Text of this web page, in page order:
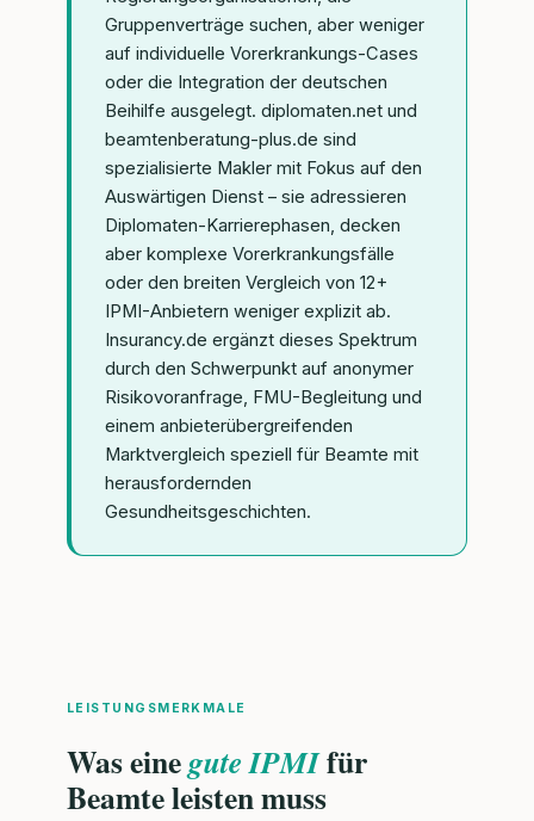
Gruppenverträge suchen, aber weniger
auf individuelle Vorerkrankungs-Cases
oder die Integration der deutschen
Beihilfe ausgelegt. diplomaten.net und
beamtenberatung-plus.de sind
spezialisierte Makler mit Fokus auf den
Auswärtigen Dienst – sie adressieren
Diplomaten-Karrierephasen, decken
aber komplexe Vorerkrankungsfälle
oder den breiten Vergleich von 12+
IPMI-Anbietern weniger explizit ab.
Insurancy.de ergänzt dieses Spektrum
durch den Schwerpunkt auf anonymer
Risikovoranfrage, FMU-Begleitung und
einem anbieterübergreifenden
Marktvergleich speziell für Beamte mit
herausfordernden
Gesundheitsgeschichten.
LEISTUNGSMERKMALE
Was einegute IPMIfür
Beamte leisten muss